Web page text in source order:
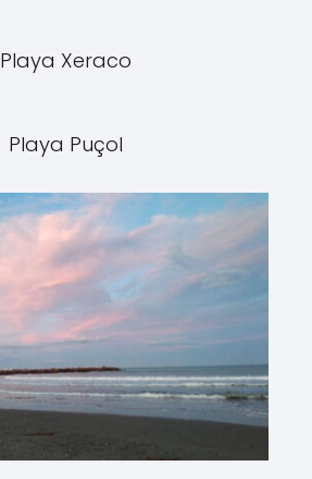
Playa Xeraco
Playa Puçol